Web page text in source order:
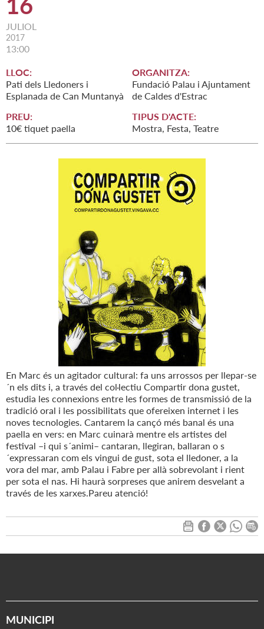
JULIOL
2017
13:00
LLOC:
Pati dels Lledoners i
Esplanada de Can Muntanyà
ORGANITZA:
Fundació Palau i Ajuntament
de Caldes d'Estrac
PREU:
10€ tiquet paella
TIPUS D'ACTE:
Mostra, Festa, Teatre
En Marc és un agitador cultural: fa uns arrossos per llepar-se
´n els dits i, a través del col·lectiu Compartir dona gustet,
estudia les connexions entre les formes de transmissió de la
tradició oral i les possibilitats que ofereixen internet i les
noves tecnologies. Cantarem la cançó més banal és una
paella en vers: en Marc cuinarà mentre els artistes del
festival –i qui s´animi– cantaran, llegiran, ballaran o s
´expressaran com els vingui de gust, sota el lledoner, a la
vora del mar, amb Palau i Fabre per allà sobrevolant i rient
per sota el nas. Hi haurà sorpreses que anirem desvelant a
través de les xarxes.Pareu atenció!
MUNICIPI